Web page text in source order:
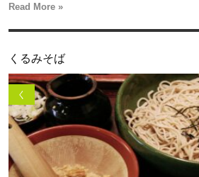
Read More »
くるみそば
く